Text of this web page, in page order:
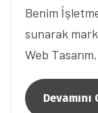
Benim
sunarak
Web
Devamını